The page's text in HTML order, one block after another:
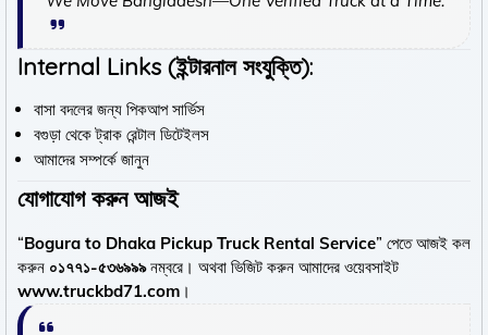
Internal Links (ইন্টারনাল সংযুক্তি):
বাসা বদলের জন্য পিকআপ সার্ভিস
বগুড়া থেকে ট্রাক রেন্টাল ডিটেইলস
আমাদের সম্পর্কে জানুন
যোগাযোগ করুন আজই
“Bogura to Dhaka Pickup Truck Rental Service” পেতে আজই কল
করুন ০১৭৭১-৫৩৬৯৯৯নম্বরে। অথবা ভিজিট করুন আমাদের ওয়েবসাইট
www.truckbd71.com ।